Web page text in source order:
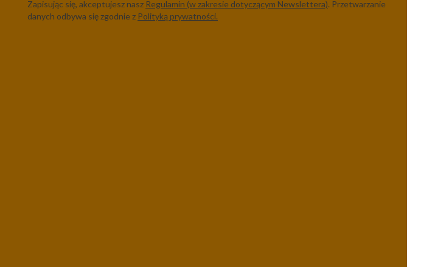
Zapisując się, akceptujesz nasz Regulamin (w zakresie dotyczącym Newslettera). Przetwarzanie
danych odbywa się zgodnie z Polityką prywatności.